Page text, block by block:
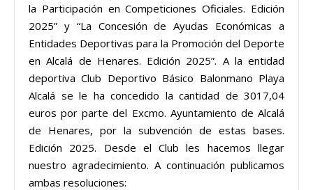
la Participación en Competiciones Oficiales. Edición
2025” y “La Concesión de Ayudas Económicas a
Entidades Deportivas para la Promoción del Deporte
en Alcalá de Henares. Edición 2025”. A la entidad
deportiva Club Deportivo Básico Balonmano Playa
Alcalá se le ha concedido la cantidad de 3017,04
euros por parte del Excmo. Ayuntamiento de Alcalá
de Henares, por la subvención de estas bases.
Edición 2025. Desde el Club les hacemos llegar
nuestro agradecimiento. A continuación publicamos
ambas resoluciones: